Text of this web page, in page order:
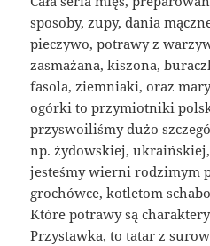
sposoby, zupy, dania
pieczywo, potrawy z
zasmażana, kiszona,
fasola, ziemniaki, oraz
ogórki to przymiotniki
przyswoiliśmy dużo
np. żydowskiej,
jesteśmy wierni rodzimym
grochówce, kotletom
Które potrawy są
Przystawka, to tatar z